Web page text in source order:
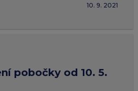
10. 9. 2021
pobočky od 10. 5.